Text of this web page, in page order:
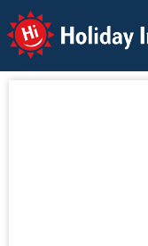
Holiday Info